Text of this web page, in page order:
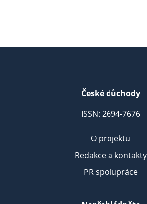
České důchody
ISSN: 2694-7676
O projektu
Redakce a kontakty
PR spolupráce